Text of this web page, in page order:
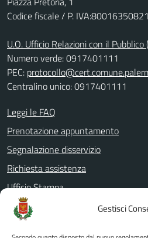
Gestisci
Codice fiscale / P. IVA:80016350821
U.O. Ufficio Relazioni con il Pubblico
Numero verde: 0917401111
PEC:
Centralino unico: 0917401111
Leggi le FAQ
Prenotazione appuntamento
Segnalazione disservizio
Richiesta assistenza
Ufficio Stampa
Amministrazione Trasparente
Albo pretorio